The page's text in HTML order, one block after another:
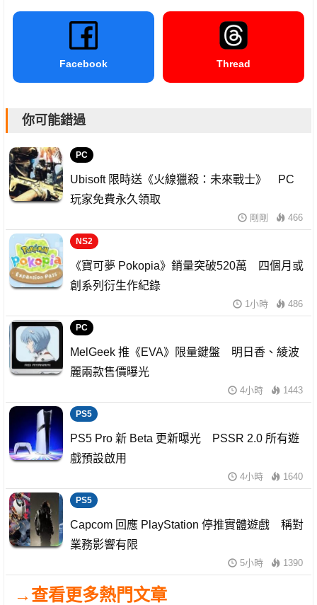
Facebook Thread
你可能錯過
PC
Ubisoft 限時送《火線獵殺：未來戰士》 PC
玩家免費永久領取
剛剛 466
NS2
《寶可夢 Pokopia》銷量突破520萬 四個月或
創系列衍生作紀錄
1小時 486
PC
MelGeek 推《EVA》限量鍵盤 明日香、綾波
麗兩款售價曝光
4小時 1443
PS5
PS5 Pro 新 Beta 更新曝光 PSSR 2.0 所有遊
戲預設啟用
4小時 1640
PS5
Capcom 回應 PlayStation 停推實體遊戲 稱對
業務影響有限
5小時 1390
→查看更多熱門文章